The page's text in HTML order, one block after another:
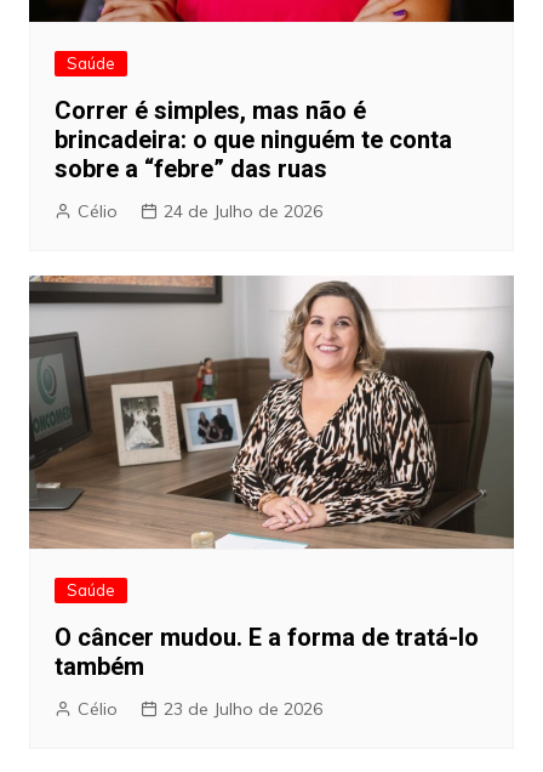
Saúde
Correr é simples, mas não é
brincadeira: o que ninguém te conta
sobre a “febre” das ruas
Célio 24 de Julho de 2026
Saúde
O câncer mudou. E a forma de tratá-lo
também
Célio 23 de Julho de 2026